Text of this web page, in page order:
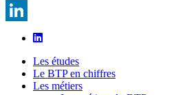
Email
LinkedIn
Les études
Le BTP en chiffres
Les métiers